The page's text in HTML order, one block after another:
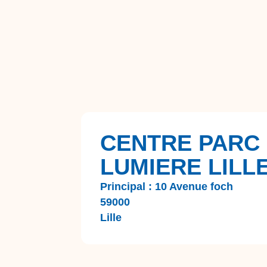
CENTRE PARC
LUMIERE
Principal : 10 Avenue foch
59000
Lille